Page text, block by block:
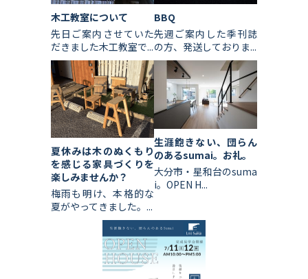
木工教室について
先日ご案内させていた
だきました木工教室で...
BBQ
先週ご案内した季刊誌
の方、発送しておりま...
夏休みは木のぬくもり
を感じる家具づくりを
楽しみませんか？
梅雨も明け、本格的な
夏がやってきました。...
生涯飽きない、団らん
のあるsumai。お礼。
大分市・星和台のsuma
i。OPEN H...